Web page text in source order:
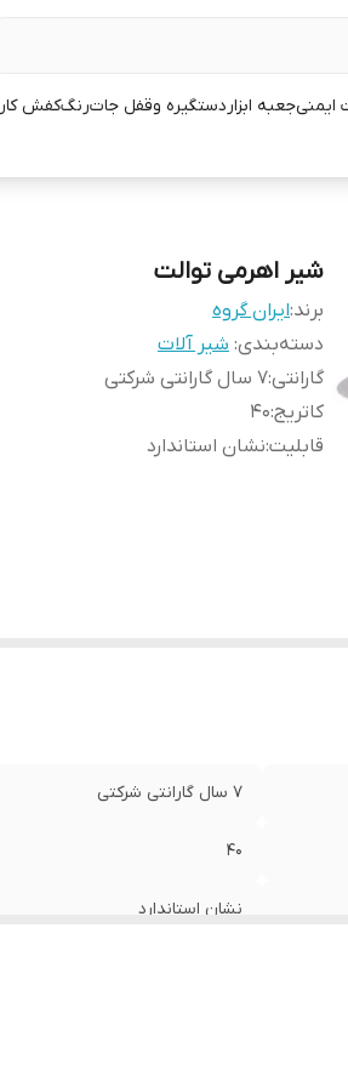
ایمنیجعبه ابزاردستگیره وقفل جاترنگکفش
شیر اهرمی توالت
برند:ایران گروه
دسته‌بندی: شیر آلات
گارانتی:7 سال گارانتی شرکتی
کاتریج:
40
قابلیت:نشان استاندارد
7 سال گارانتی شرکتی
40
نشان استاندارد